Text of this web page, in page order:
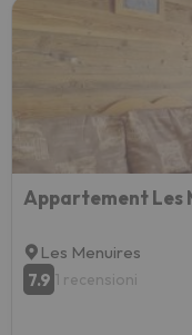
Les Menuires
7.9 1 recensioni